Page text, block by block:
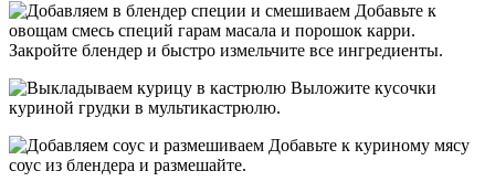
Добавьте к
овощам смесь специй гарам масала и порошок карри.
Закройте блендер и быстро измельчите все ингредиенты.
Выложите кусочки
куриной грудки в мультикастрюлю.
Добавьте к куриному мясу
соус из блендера и размешайте.